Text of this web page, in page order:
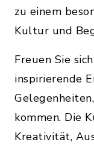
zu einem
Kultur und
Freuen Sie
inspirierende
kommen. Die
Kreativität,